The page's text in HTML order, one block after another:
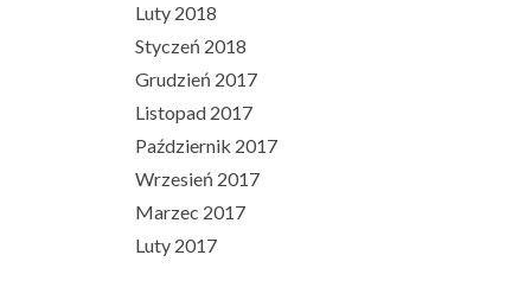
Luty 2018
Styczeń 2018
Grudzień 2017
Listopad 2017
Październik 2017
Wrzesień 2017
Marzec 2017
Luty 2017